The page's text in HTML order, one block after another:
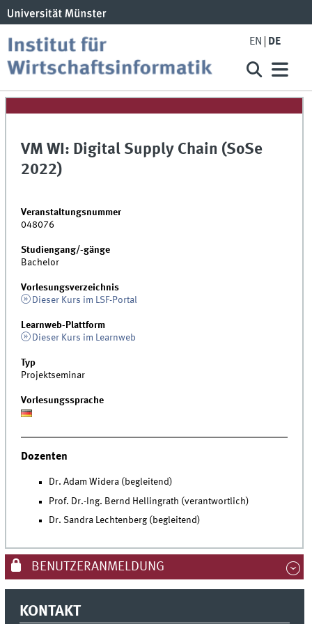
EN DE
VM WI: Digital Supply Chain (SoSe
2022)
Veranstaltungsnummer
048076
Studiengang/-gänge
Bachelor
Vorlesungsverzeichnis
Dieser Kurs im LSF-Portal
Learnweb-Plattform
Dieser Kurs im Learnweb
Typ
Projektseminar
Vorlesungssprache
Dozenten
Dr. Adam Widera (begleitend)
Prof. Dr.-Ing. Bernd Hellingrath (verantwortlich)
Dr. Sandra Lechtenberg (begleitend)
BENUTZERANMELDUNG
KONTAKT